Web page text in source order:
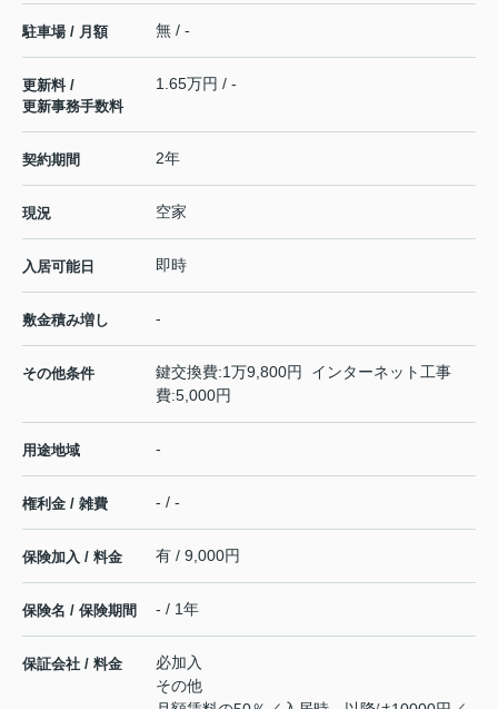
駐車場 / 月額 無 / -
更新料 /
更新事務手数料
1.65万円 / -
契約期間 2年
現況 空家
入居可能日 即時
敷金積み増し -
その他条件
鍵交換費:1万9,800円 インターネット工事
費:5,000円
用途地域 -
権利金 / 雑費 - / -
保険加入 / 料金 有 / 9,000円
保険名 / 保険期間 - / 1年
保証会社 / 料金
必加入
その他